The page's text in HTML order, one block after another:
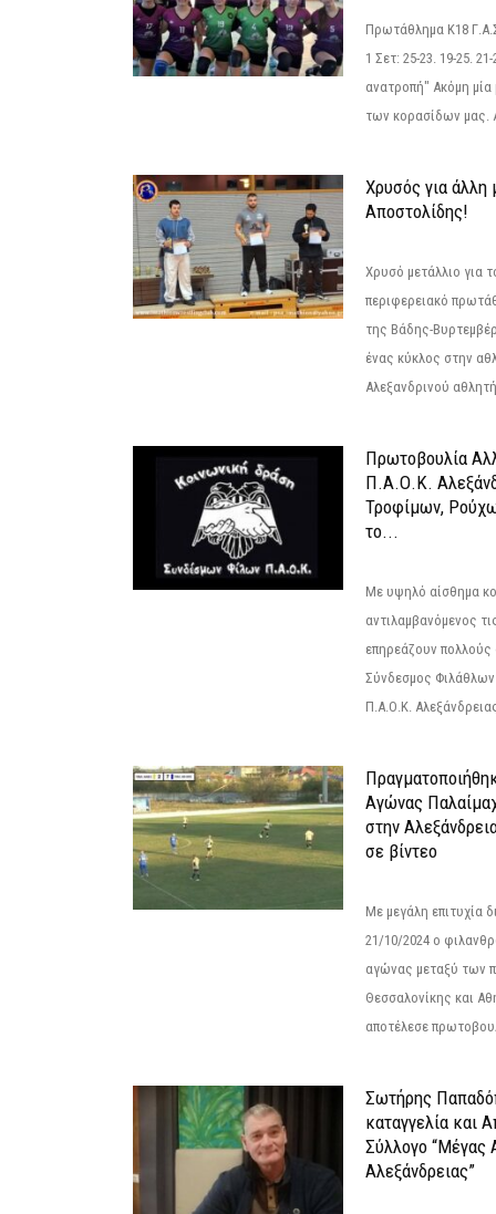
Πρωτάθλημα Κ18
1 Σετ: 25-23. 19-25.
ανατροπή" Ακόμη μία
των κορασίδων μας.
Χρυσός για άλλη
Αποστολίδης!
Χρυσό μετάλλιο για
περιφερειακό
της Βάδης-
ένας κύκλος στην
Αλεξανδρινού
Πρωτοβουλία
Π.Α.Ο.Κ.
Τροφίμων,
το...
Με υψηλό αίσθημα
αντιλαμβανόμενος
επηρεάζουν πολλούς
Σύνδεσμος
Π.Α.Ο.Κ.
Αγώνας
στην
σε βίντεο
Με μεγάλη επιτυχία
21/10/2024 ο
αγώνας μεταξύ των
Θεσσαλονίκης και
αποτέλεσε
Σωτήρης
καταγγελία και
Σύλλογο “Μέγας
Αλεξάνδρειας”